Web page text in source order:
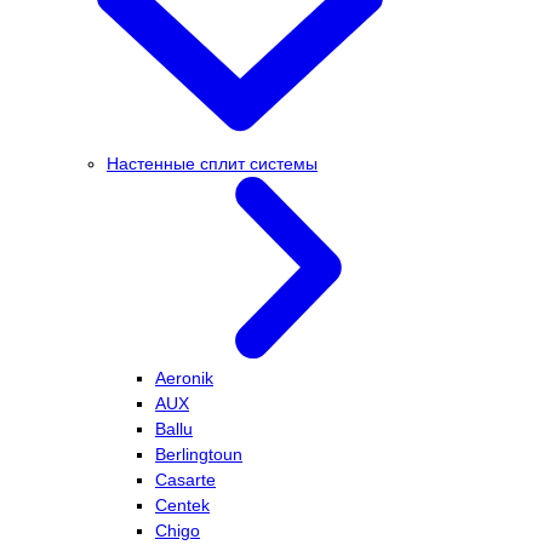
Настенные сплит системы
Aeronik
AUX
Ballu
Berlingtoun
Casarte
Centek
Chigo